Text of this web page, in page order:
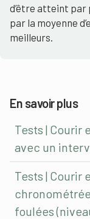
d’être atteint par
par la moyenne
meilleurs.
En savoir plus
Tests | Courir
avec un
Tests | Courir
foulées